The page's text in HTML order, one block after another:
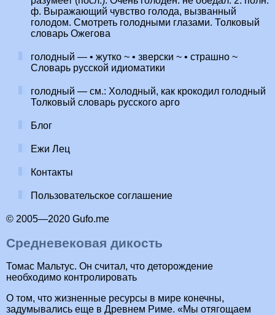
ф. Выражающий чувство голода, вызванный
голодом. Смотреть голодными глазами. Толковый
словарь Ожегова
голодный — • жутко ~ • зверски ~ • страшно ~
Словарь русской идиоматики
голодный — см.: Холодный, как крокодил голодный
Толковый словарь русского арго
Блог
Ежи Лец
Контакты
Пользовательское соглашение
© 2005—2020 Gufo.me
Средневековая дикость
Томас Мальтус. Он считал, что деторождение
необходимо контролировать
О том, что жизненные ресурсы в мире конечны,
задумывались еще в Древнем Риме. «Мы отягощаем